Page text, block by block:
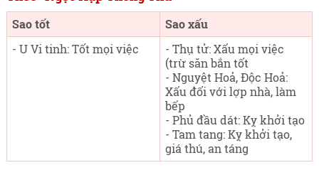
Sao tốt
Sao xấu
- U Vi tinh: Tốt mọi việc
- Thụ tử: Xấu mọi việc
(trừ săn bắn tốt
- Nguyệt Hoả, Độc Hoả:
Xấu đối với lợp nhà, làm
bếp
- Phủ đầu dát: Kỵ khởi tạo
- Tam tang: Kỵ khởi tạo,
giá thú, an táng